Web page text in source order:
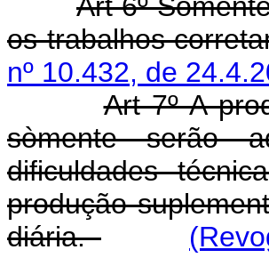
os trabalhos
nº 10.432, de
Art 7º A
sòmente serão
dificuldades
produção
diária.